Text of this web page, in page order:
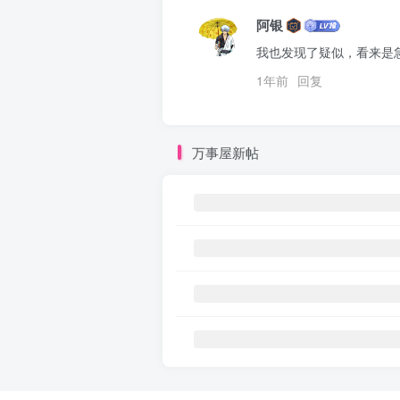
阿银
我也发现了疑似，看来是
1年前 回复
万事屋新帖